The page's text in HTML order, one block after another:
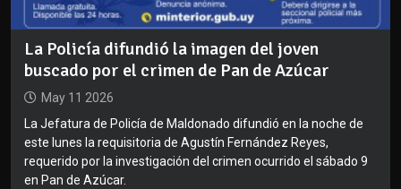
La Policía difundió la imagen del joven
buscado por el crimen de Pan de Azúcar
May 11 2026
La Jefatura de Policía de Maldonado difundió en la noche de
este lunes la requisitoria de Agustín Fernández Reyes,
requerido por la investigación del crimen ocurrido el sábado 9
en Pan de Azúcar.